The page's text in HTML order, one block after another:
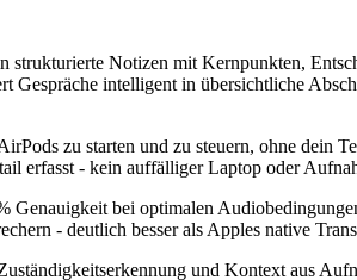
Notizen mit Kernpunkten,
intelligent in übersichtliche
zu starten und zu steuern, ohne dein
erfasst - kein auffälliger Laptop oder
Genauigkeit bei optimalen
- deutlich besser als Apples native
und Kontext aus